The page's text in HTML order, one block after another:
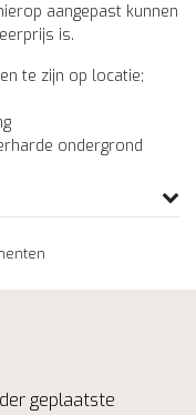
aangepast kunnen
is.
te zijn op locatie;
ondergrond
geplaatste